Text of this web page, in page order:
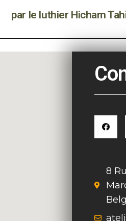
par le luthier Hicham
8